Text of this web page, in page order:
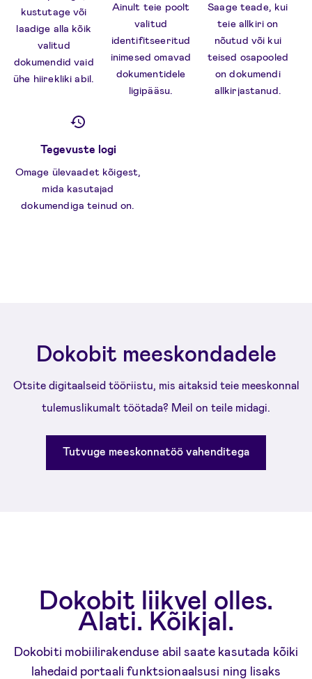
kustutage või
laadige alla kõik
valitud
dokumendid vaid
ühe hiirekliki abil.
Ainult teie poolt
valitud
identifitseeritud
inimesed omavad
dokumentidele
ligipääsu.
Saage teade, kui
teie allkiri on
nõutud või kui
teised osapooled
on dokumendi
allkirjastanud.
Tegevuste logi
Omage ülevaadet kõigest,
mida kasutajad
dokumendiga teinud on.
Dokobit meeskondadele
Otsite digitaalseid tööriistu, mis aitaksid teie meeskonnal
tulemuslikumalt töötada? Meil on teile midagi.
Tutvuge meeskonnatöö vahenditega
Dokobit liikvel olles.
Alati. Kõikjal.
Dokobiti mobiilirakenduse abil saate kasutada kõiki
lahedaid portaali funktsionaalsusi ning lisaks